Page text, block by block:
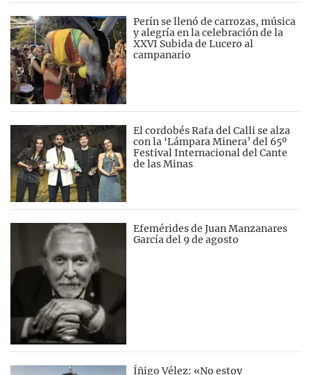
Perín se llenó de carrozas, música
y alegría en la celebración de la
XXVI Subida de Lucero al
campanario
El cordobés Rafa del Calli se alza
con la ‘Lámpara Minera’ del 65º
Festival Internacional del Cante
de las Minas
Efemérides de Juan Manzanares
García del 9 de agosto
Íñigo Vélez: «No estoy